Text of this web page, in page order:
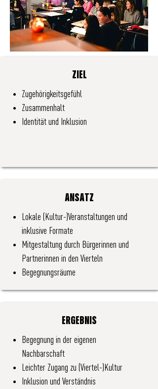
ZIEL
Zugehörigkeitsgefühl
Zusammenhalt
Identität und Inklusion
ANSATZ
Lokale (Kultur-)Veranstaltungen und
inklusive Formate
Mitgestaltung durch Bürgerinnen und
Partnerinnen in den Vierteln
Begegnungsräume
ERGEBNIS
Begegnung in der eigenen
Nachbarschaft
Leichter Zugang zu (Viertel-)Kultur
Inklusion und Verständnis